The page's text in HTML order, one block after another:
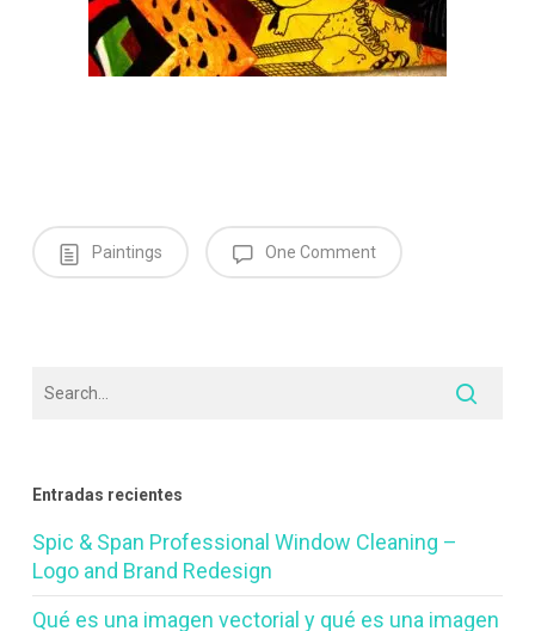
Paintings One Comment
Entradas recientes
Spic & Span Professional Window Cleaning –
Logo and Brand Redesign
Qué es una imagen vectorial y qué es una imagen